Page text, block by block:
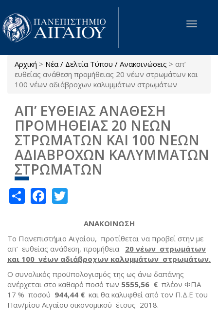
Παράκαμψη προς το κυρίως περιεχόμενο
Toggle
Είστε εδώ
Αρχική > Νέα / Δελτία Τύπου / Ανακοινώσεις > απ’
ευθείας ανάθεση προμήθειας 20 νέων στρωμάτων και
100 νέων αδιάβροχων καλυμμάτων στρωμάτων
ΑΠ’ ΕΥΘΕΙΑΣ ΑΝΑΘΕΣΗ
ΠΡΟΜΗΘΕΙΑΣ 20 ΝΕΩΝ
ΣΤΡΩΜΑΤΩΝ ΚΑΙ 100 ΝΕΩΝ
ΑΔΙΑΒΡΟΧΩΝ ΚΑΛΥΜΜΑΤΩΝ
ΣΤΡΩΜΑΤΩΝ
ShareFacebook
ΑΝΑΚΟΙΝΩΣΗ
Το Πανεπιστήμιο Αιγαίου, προτίθεται να προβεί στην με
απ’ ευθείας ανάθεση, προμήθεια 20 νέων στρωμάτων
και 100 νέων αδιάβροχων καλυμμάτων στρωμάτων.
Ο συνολικός προϋπολογισμός της ως άνω δαπάνης
ανέρχεται στο καθαρό ποσό των 5555,56 € πλέον ΦΠΑ
17 % ποσού 944,44 € και θα καλυφθεί από τον Π.Δ.Ε του
Παν/μίου Αιγαίου οικονομικού έτους 2018.